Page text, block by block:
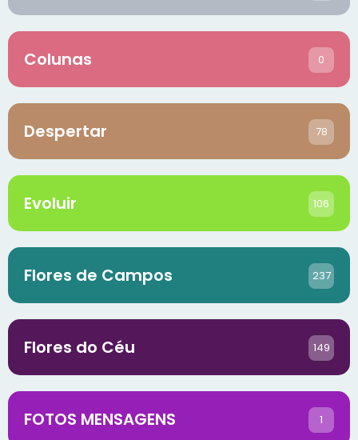
Colunas 0
Despertar 78
Evoluir 106
Flores de Campos 237
Flores do Céu 149
FOTOS MENSAGENS 1